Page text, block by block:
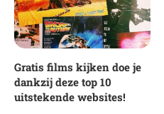
Gratis films kijken doe je
dankzij deze top 10
uitstekende websites!